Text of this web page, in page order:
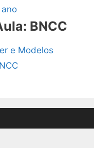
BNCC
e Modelos